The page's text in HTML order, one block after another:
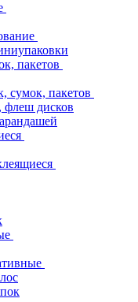
пакетов
сумок, пакетов
дисков